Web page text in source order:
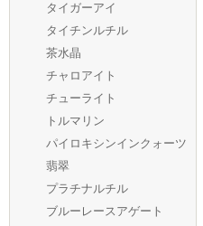
タイガーアイ
タイチンルチル
茶水晶
チャロアイト
チューライト
トルマリン
パイロキシンインクォーツ
翡翠
プラチナルチル
ブルーレースアゲート